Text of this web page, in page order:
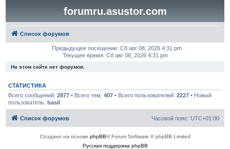
forumru.asustor.com
Список форумов
Предыдущее посещение: Сб авг 08, 2026 4:31 pm
Текущее время: Сб авг 08, 2026 4:31 pm
На этом сайте нет форумов.
СТАТИСТИКА
Всего сообщений: 2877• Всего тем: 407• Всего пользователей: 2227• Новый
пользователь: basil
Список форумов Часовой пояс: UTC+01:00
Создано на основе phpBB® Forum Software © phpBB Limited
Русская поддержка phpBB